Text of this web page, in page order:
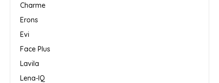
Charme
Erons
Evi
Face Plus
Lavila
Lena-IQ